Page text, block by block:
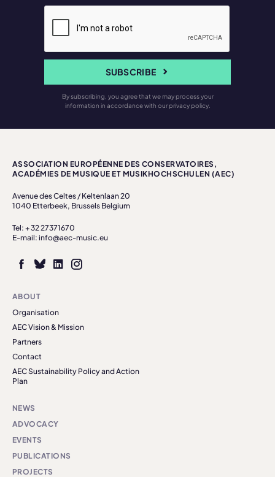
SUBSCRIBE
By subscribing, you agree that we may process your
information in accordance with our privacy policy.
ASSOCIATION EUROPÉENNE DES CONSERVATOIRES,
ACADÉMIES DE MUSIQUE ET MUSIKHOCHSCHULEN (AEC)
Avenue des Celtes / Keltenlaan 20
1040 Etterbeek, Brussels Belgium
Tel: + 32 27371670
E-mail: info@aec-music.eu
ABOUT
Organisation
AEC Vision & Mission
Partners
Contact
AEC Sustainability Policy and Action
Plan
NEWS
ADVOCACY
EVENTS
PUBLICATIONS
PROJECTS